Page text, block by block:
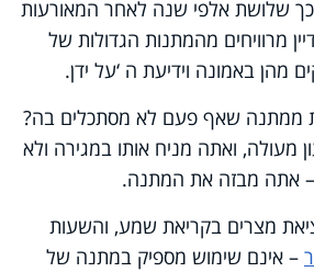
וכך שלושת אלפי שנה לאחר המאורעות
מרוויחים מהמתנות הגדולות של
מהן באמונה וידיעת ה ‘על ידן.
ממתנה שאף פעם לא מסתכלים בה?
מעולה, ואתה מניח אותו במגירה ולא
אתה מבזה את המתנה.
מצרים בקריאת שמע, והשעות
– אינם שימוש מספיק במתנה של